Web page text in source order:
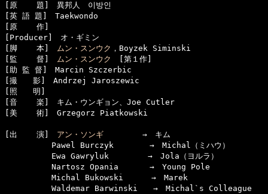
[原    題]　異邦人　이방인
[英 語 題]　Taekwondo
[原    作]
[Producer]　オ・ギミン
[脚    本] ムン・スンウク ，Boyzek Siminski
[監    督] ムン・スンウク
[第１作]
[助 監 督]　Marcin Szczerbic
[撮　　影]　Andrzej Jaroszewic
[照　　明]
[音    楽]　キム・ウンギョン、Joe Cutler
[美    術]　Grzegorz Piatkowski
[出    演] アン・ソンギ →　キム
Pawel Burczyk　　　　 →　Michal（ミハウ）
Ewa Gawryluk　　　　　→　Jola（ヨルラ）
Nartosz Opania　　　　→　Young Pole
Michal Bukowski　　　 →　Marek
Waldemar Barwinski　　→　Michal`s Colleague